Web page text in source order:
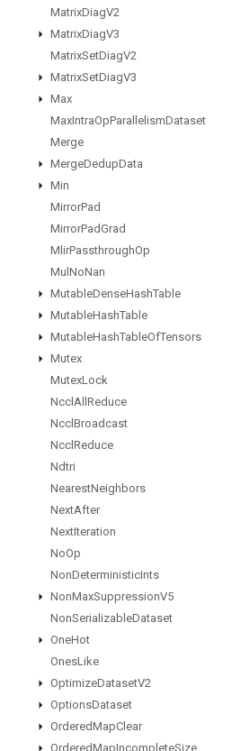
MatrixDiagV2
MatrixDiagV3
MatrixSetDiagV2
MatrixSetDiagV3
Max
MaxIntraOpParallelismDataset
Merge
MergeDedupData
Min
MirrorPad
MirrorPadGrad
MlirPassthroughOp
Mul NoNan
MutableDenseHashTable
MutableHashTable
MutableHashTableOfTensors
Mutex
MutexLock
Nccl All Reduce
Nccl Broadcast
Nccl Reduce
Ndtri
NearestNeighbors
NextAfter
NextIteration
NoOp
NonDeterministicInts
NonMaxSuppressionV5
NonSerializableDataset
OneHot
OnesLike
OptimizeDatasetV2
OptionsDataset
OrderedMapClear
OrderedMapIncompleteSize